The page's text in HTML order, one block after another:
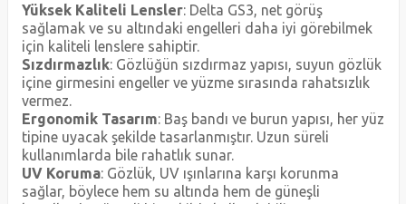
Yüksek Kaliteli Lensler: Delta GS3, net görüş
sağlamak ve su altındaki engelleri daha iyi görebilmek
için kaliteli lenslere sahiptir.
Sızdırmazlık: Gözlüğün sızdırmaz yapısı, suyun gözlük
içine girmesini engeller ve yüzme sırasında rahatsızlık
vermez.
Ergonomik Tasarım: Baş bandı ve burun yapısı, her yüz
tipine uyacak şekilde tasarlanmıştır. Uzun süreli
kullanımlarda bile rahatlık sunar.
UV Koruma: Gözlük, UV ışınlarına karşı korunma
sağlar, böylece hem su altında hem de güneşli